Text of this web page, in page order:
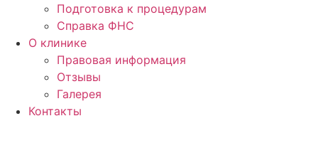
Подготовка к процедурам
Справка ФНС
О клинике
Правовая информация
Отзывы
Галерея
Контакты